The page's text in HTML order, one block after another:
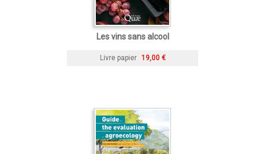
Les vins sans alcool
Livre papier 19,00 €